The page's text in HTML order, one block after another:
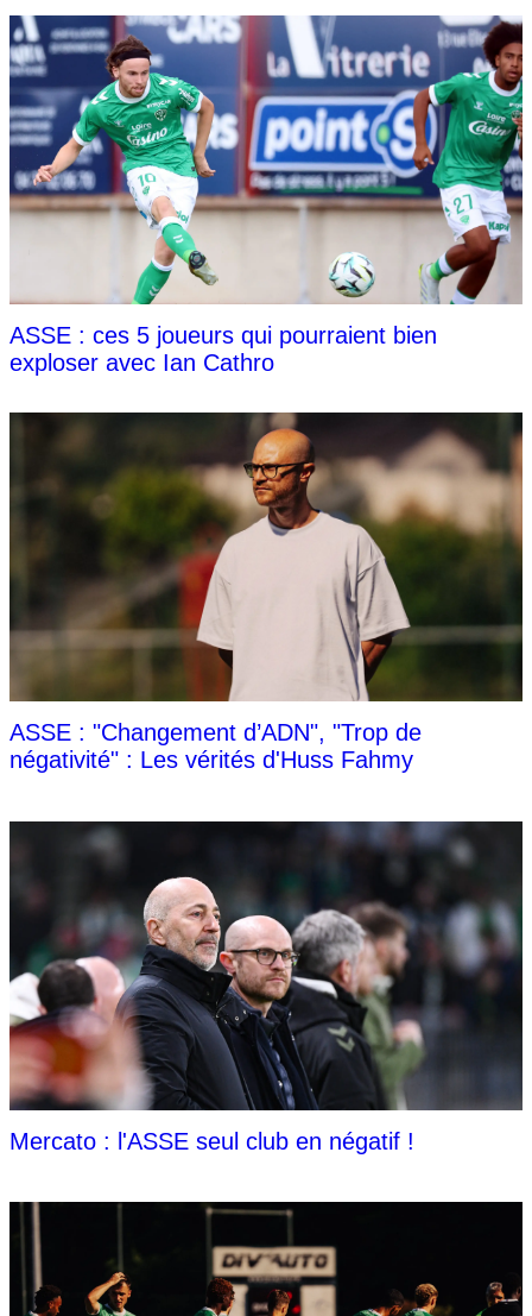
ASSE : ces 5 joueurs qui pourraient bien
exploser avec Ian Cathro
ASSE : "Changement d’ADN", "Trop de
négativité" : Les vérités d'Huss Fahmy
Mercato : l'ASSE seul club en négatif !